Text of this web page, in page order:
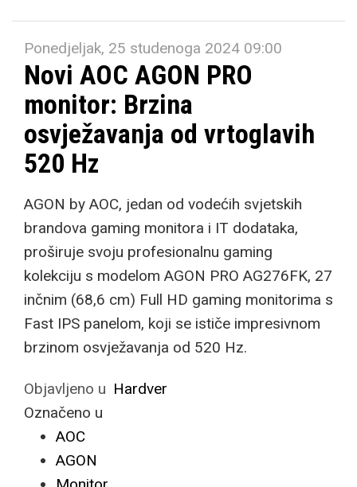
Ponedjeljak, 25 studenoga 2024 09:00
Novi AOC AGON PRO
monitor: Brzina
osvježavanja od vrtoglavih
520 Hz
AGON by AOC, jedan od vodećih svjetskih
brandova gaming monitora i IT dodataka,
proširuje svoju profesionalnu gaming
kolekciju s modelom AGON PRO AG276FK, 27
inčnim (68,6 cm) Full HD gaming monitorima s
Fast IPS panelom, koji se ističe impresivnom
brzinom osvježavanja od 520 Hz.
Objavljeno u Hardver
Označeno u
AOC
AGON